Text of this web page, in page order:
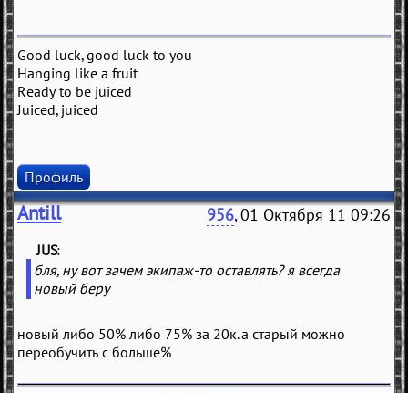
Good luck, good luck to you
Hanging like a fruit
Ready to be juiced
Juiced, juiced
Профиль
Antill 956, 01 Октября 11 09:26
(JUS
бля, ну вот зачем экипаж-то оставлять? я всегда
новый беру
новый либо 50% либо 75% за 20к. а старый можно
переобучить с больше%